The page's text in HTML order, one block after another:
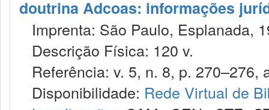
doutrina Adcoas: informações
Imprenta: São Paulo, Esplanada,
Descrição Física: 120 v.
Referência: v. 5, n. 8, p. 270–276,
Disponibilidade: Rede Virtual de